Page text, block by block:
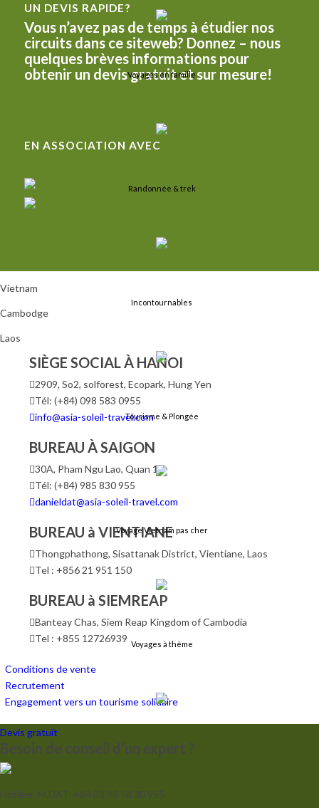
Voyages en famille
Randonnée & trek
Incontournables
Tourisme & Plongée
Voyage Vietnam pas cher
Voyages à thème
Croisières
UN DEVIS RAPIDE?
Vous n’avez pas de temps à étudier nos
circuits dans ce siteweb? Donnez – nous
quelques brèves informations pour
obtenir un devis gratuit et sur mesure!
EN ASSOCIATION AVEC
Vietnam
Cambodge
Laos
SIÈGE SOCIAL À HANOI
2909, So2, solforest, Ecopark, Hung Yen
Tél: (+84) 098 583 0955
info@asia-soleil-travel.com
BUREAU À SAIGON
30A, Pham Ngu Lao, Quan 1
Tél: (+84) 985 830 955
danieldat@asia-soleil-travel.com
BUREAU à VIENTIANE
Thongphathong, Sisattanak District, Vientiane, Laos
Tel : +856 21 951 150
BUREAU à SIEMREAP
Banteay Chas, Siem Reap Kingdom of Cambodia
Tel : +855 12726939
Conditions de vente
Recrutement
Engagement vers un tourisme solidaire
Devis gratuit
Besoin de conseil d’un expert ?
Hotline: M.DAT: +84 (0) 98 58 30 955